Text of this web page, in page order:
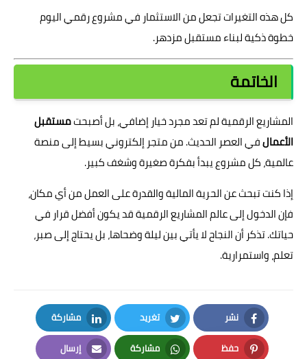
كل هذه التغيرات تجعل من الاستثمار في مشروع رقمي اليوم
خطوة ذكية لبناء مستقبل مزدهر.
الخاتمة
المشاريع الرقمية لم تعد مجرد خيار إضافي، بل أصبحتمستقبل
الأعمالفي العصر الحديث. من متجر إلكتروني بسيط إلى منصة
عالمية، كل مشروع يبدأ بفكرة صغيرة وشغف كبير.
إذا كنت تبحث عن الحرية المالية والقدرة على العمل من أي مكان،
فإن الدخول إلى عالم المشاريع الرقمية قد يكون أفضل قرار في
حياتك. تذكر أن النجاح لا يأتي بين ليلة وضحاها، بل يحتاج إلى صبر،
تعلم، واستمرارية.
نشر
Facebook
تغريد
Twitter
مشاركة
LinkedIn
حفظ مشاركة إرسال